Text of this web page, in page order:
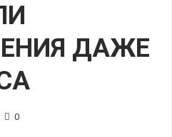
ДАЖЕ
0